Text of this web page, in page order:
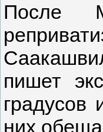
После
пишет
градусов
них